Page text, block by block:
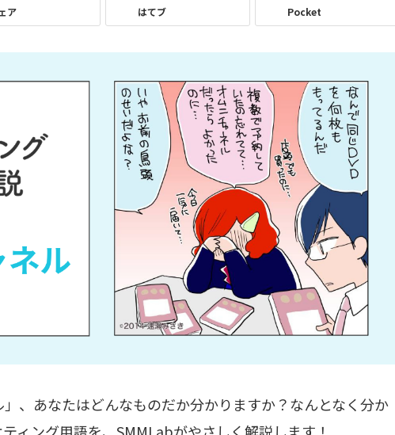
ア はてブ Pocket
、あなたはどんなものだか分かりますか？なんとなく分か
ィング用語を、SMMLabがやさしく解説します！